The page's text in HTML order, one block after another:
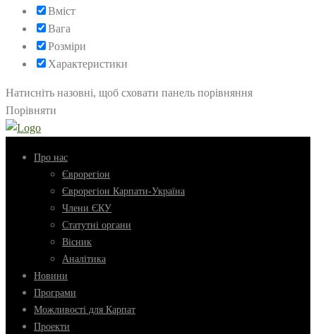
Вміст
Вага
Розміри
Характеристики
Натисніть назовні, щоб сховати панель порівняння
Порівняти
Про нас
Єврорегіон
Єврорегіон Карпати-Україна
Члени ЄКУ
Статутні органи
Вісник
Аналітика
Новини
Програми
Можливості для Карпат
Проекти